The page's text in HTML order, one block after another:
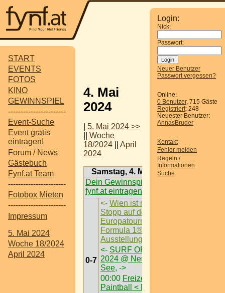
START
EVENTS
FOTOS
KINO
GEWINNSPIEL
-----------------------
Event-Suche
Event gratis
eintragen!
Forum / News
Gästebuch
Fynf.at Team
-----------------------
Fotobox Mieten
-----------------------
Impressum
5. Mai 2024
Woche 18/2024
April 2024
Login:
Nick:
Passwort:
Neuer Benutzer
Passwort vergessen?
Online:
0 Benutzer, 715 Gäste
Registriert: 248
Neuester Benutzer:
AnnasBruder
Kontakt
Fehler melden
Regeln /
Informationen
Suche
4. Mai
2024
5. Mai 2024 >>
Woche
18/2024
April
2024
Samstag, 4. Mai 2024
Dein Gewinnspiel auf
fynf.at eintragen
0-7
<- Wien ist nächster
Stopp auf der
Europatournee der
Formula 1®-
Ausstellung
<- SURF OPENING
2024 @ Neusiedl am
See, ->
00:00 Freizeit /
Paintball < Nö >